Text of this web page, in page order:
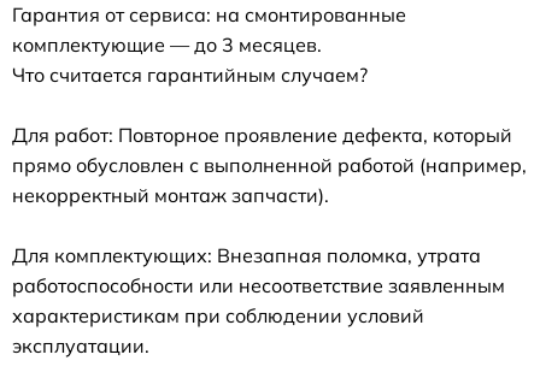
Гарантия от сервиса: на смонтированные
комплектующие — до 3 месяцев.
Что считается гарантийным случаем?
Для работ: Повторное проявление дефекта, который
прямо обусловлен с выполненной работой (например,
некорректный монтаж запчасти).
Для комплектующих: Внезапная поломка, утрата
работоспособности или несоответствие заявленным
характеристикам при соблюдении условий
эксплуатации.